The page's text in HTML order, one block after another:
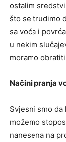
ostalim
što se trudimo
sa voća i
u nekim
moramo
Načini pranja
Svjesni smo da
možemo
nanesena na